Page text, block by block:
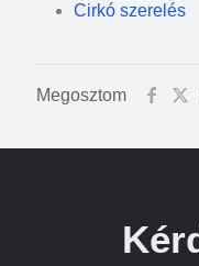
Cirkó szerelés
Megosztom